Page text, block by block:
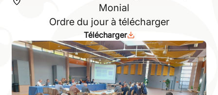
Monial
Ordre du jour à télécharger
Télécharger